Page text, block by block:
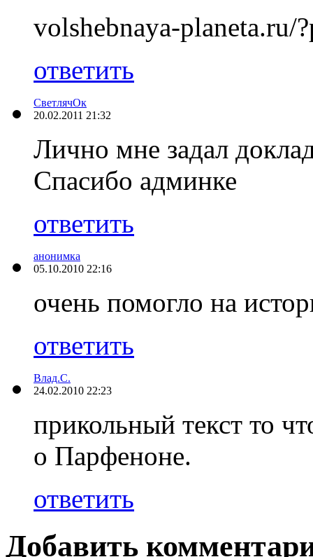
volshebnaya-planeta.ru/
ответить
СветлячОк
20.02.2011 21:32
Лично мне задал
Спасибо админке
ответить
анонимка
05.10.2010 22:16
очень помогло на
ответить
Влад.С.
24.02.2010 22:23
прикольный текст то
о Парфеноне.
ответить
Добавить